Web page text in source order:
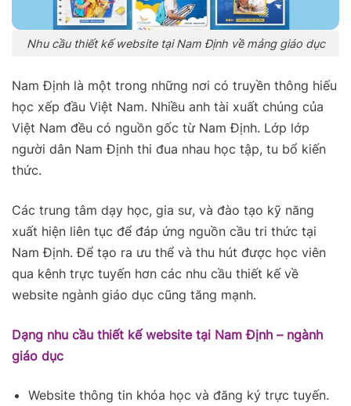
Nhu cầu thiết kế website tại Nam Định về mảng giáo dục
Nam Định là một trong những nơi có truyền thông hiếu
học xếp đầu Việt Nam. Nhiều anh tài xuất chúng của
Việt Nam đều có nguồn gốc từ Nam Định. Lớp lớp
người dân Nam Định thi đua nhau học tập, tu bổ kiến
thức.
Các trung tâm dạy học, gia sư, và đào tạo kỹ năng
xuất hiện liên tục để đáp ứng nguồn cầu tri thức tại
Nam Định. Để tạo ra ưu thể và thu hút được học viên
qua kênh trực tuyến hơn các nhu cầu thiết kế về
website ngành giáo dục cũng tăng mạnh.
Dạng nhu cầu thiết kế website tại Nam Định – ngành
giáo dục
Website thông tin khóa học và đăng ký trực tuyến.